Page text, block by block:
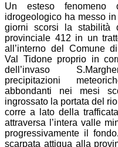
Un esteso fenomeno
idrogeologico ha messo
giorni scorsi la stabilità
provinciale 412 in un
all’interno del Comune
Val Tidone proprio in
dell’invaso
precipitazioni
abbondanti nei mesi
ingrossato la portata del
corre a lato della
attraversa l’intera valle
progressivamente il
scarpata attigua alla